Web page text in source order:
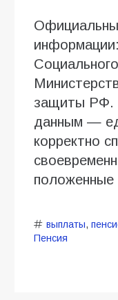
защиты РФ.
данным —
корректно
выплаты,
Пенсия